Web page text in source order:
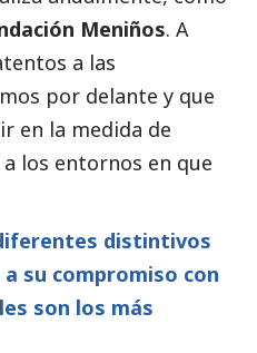
Meniños. A
a las
por delante y que
en la medida de
los entornos en que
distintivos
su compromiso con
son los más